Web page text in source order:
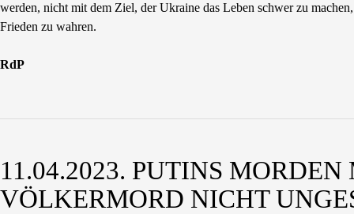
werden, nicht mit dem Ziel, der Ukraine das Leben schwer zu
Frieden zu wahren.
RdP
11.04.2023. PUTINS
VÖLKERMORD NICHT